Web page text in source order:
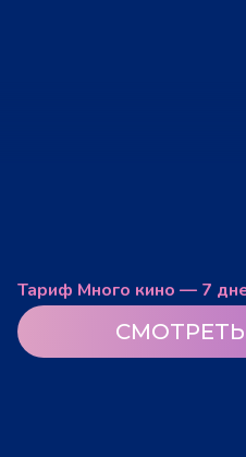
Тариф Много кино — 7
СМОТРЕТЬ